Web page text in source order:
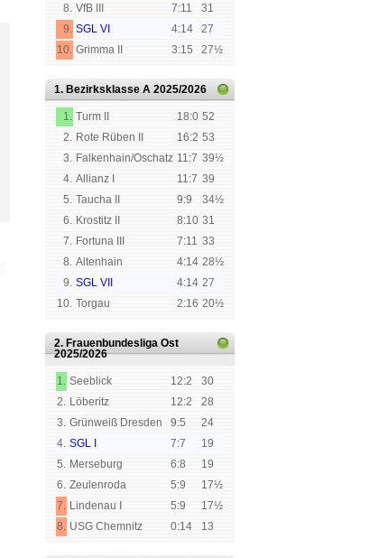
8. VfB III 7:11
31
9. SGL VI 4:14
27
10. Grimma II 3:15 27½
1. Bezirksklasse A 2025/2026
1. Turm II 18:0 52
2. Rote Rüben II 16:2 53
3. Falkenhain/Oschatz 11:7 39½
4. Allianz I 11:7 39
5. Taucha II 9:9
34½
6. Krostitz II 8:10 31
7. Fortuna III 7:11 33
8. Altenhain 4:14 28½
9. SGL VII 4:14 27
10. Torgau 2:16 20½
2. Frauenbundesliga Ost
2025/2026
1. Seeblick 12:2
30
2. Löberitz 12:2
28
3. Grünweiß Dresden 9:5
24
4. SGL I 7:7
19
5. Merseburg 6:8
19
6. Zeulenroda 5:9
17½
7. Lindenau I 5:9
17½
8. USG Chemnitz 0:14 13